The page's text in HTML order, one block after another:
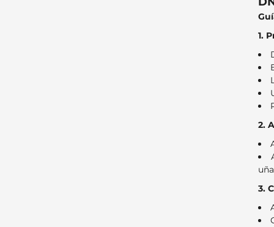
1.
2.
3.